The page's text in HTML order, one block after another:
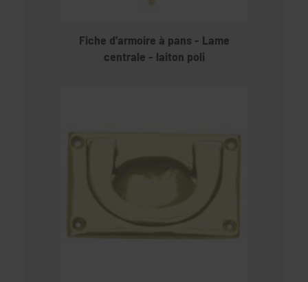
Fiche d'armoire à pans - Lame
centrale - laiton poli